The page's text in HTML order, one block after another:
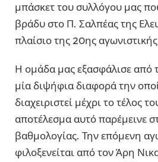
μπάσκετ του συλλόγου μας
βράδυ στο Π. Σαλπέας της
πλαίσιο της 20ης
Η ομάδα μας εξασφάλισε από
μία διψήφια διαφορά την
διαχειριστεί μέχρι το τέλος
αποτέλεσμα αυτό παρέμεινε
βαθμολογίας. Την επόμενη
φιλοξενείται από τον Άρη